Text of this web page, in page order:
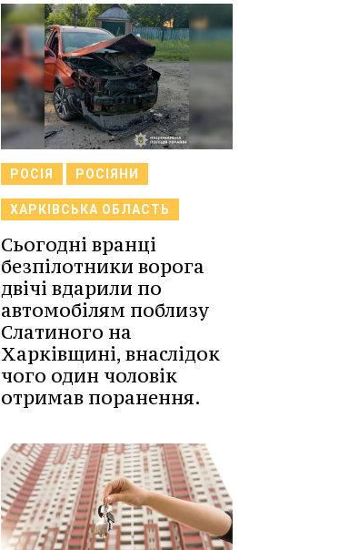
РОСІЯ РОСІЯНИ
ХАРКІВСЬКА ОБЛАСТЬ
Сьогодні вранці
безпілотники ворога
двічі вдарили по
автомобілям поблизу
Слатиного на
Харківщині, внаслідок
чого один чоловік
отримав поранення.